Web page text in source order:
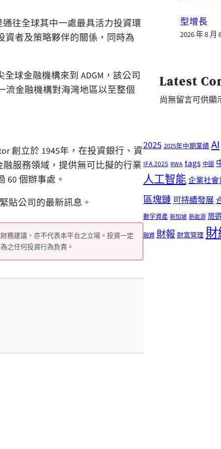
往全球其中一處最具活力投資環
資者及策略夥伴的關係，同時為
球金融機構來到 ADGM，該公司
流金融機構對海灣地區以至整個
創立於 1945年，在投資銀行、資
服務領域，提供無可比擬的行業
60 個辦事處。
貼公司的最新訊息。
務建議，亦不代表本平台之立場。投資一定
之任何投資行為負責。
型增長
2026 年 8 月
Latest
尚無留言可供顯
2025 2025年中期業績 AI
IFA 2025 RWA tags 中國
人工智能企業社會
區塊鏈可持續發展
數字資產 新加坡 新能源 旅
融資 財報 財富管理